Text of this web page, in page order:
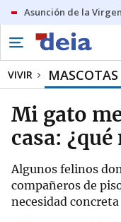
Asunción de la Virgen
VIVIR MASCOTAS
Mi gato
casa:
Algunos felinos
compañeros de
necesidad concreta